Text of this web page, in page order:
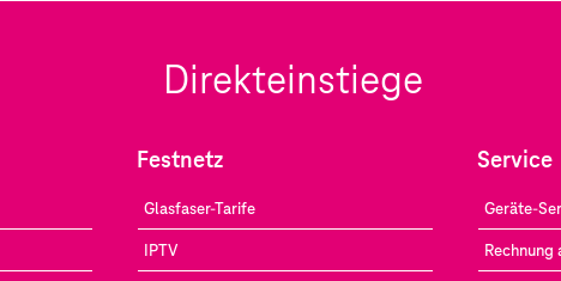
Direkteinstiege
Festnetz
Glasfaser-Tarife
IPTV
Service
Geräte-
Rechnung